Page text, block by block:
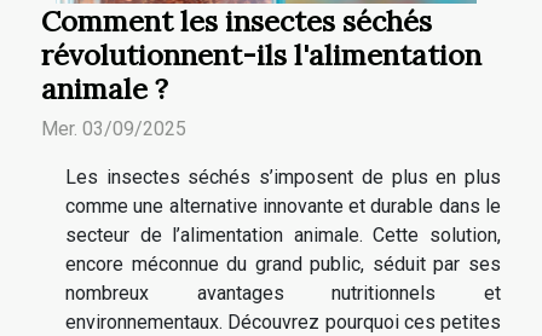
Comment les insectes séchés
révolutionnent-ils l'alimentation
animale ?
Mer. 03/09/2025
Les insectes séchés s’imposent de plus en plus
comme une alternative innovante et durable dans le
secteur de l’alimentation animale. Cette solution,
encore méconnue du grand public, séduit par ses
nombreux avantages nutritionnels et
environnementaux. Découvrez pourquoi ces petites